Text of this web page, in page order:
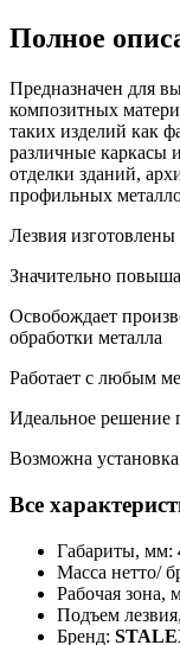
Полное
Предназначен для
композитных
таких изделий как
различные каркасы
отделки зданий,
профильных
Лезвия изготовлены
Значительно
Освобождает
обработки металла
Работает с любым
Идеальное решение
Возможна
Все
Габариты, мм:
Масса нетто/
Рабочая зона,
Подъем
Бренд: